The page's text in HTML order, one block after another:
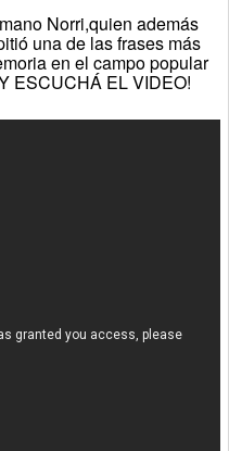
Norri,quien además
una de las frases más
en el campo popular
ESCUCHÁ EL VIDEO!